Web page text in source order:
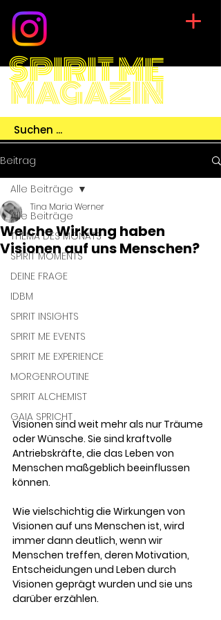
SPIRIT ME
MAGAZIN
Beitrag
Alle Beiträge
THEMA DES MONATS
SPIRIT MOMENTS
DEINE FRAGE
IDBM
SPIRIT INSIGHTS
SPIRIT ME EVENTS
SPIRIT ME EXPERIENCE
MORGENROUTINE
SPIRIT ALCHEMIST
GAIA SPRICHT
Alle Beiträge
Welche Wirkung haben
Visionen auf uns Menschen?
Tina Maria Werner
Visionen sind weit mehr als nur Träume
oder Wünsche. Sie sind kraftvolle
Antriebskräfte, die das Leben von
Menschen maßgeblich beeinflussen
können.
Wie vielschichtig die Wirkungen von
Visionen auf uns Menschen ist, wird
immer dann deutlich, wenn wir
Menschen treffen, deren Motivation,
Entscheidungen und Leben durch
Visionen geprägt wurden und sie uns
darüber erzählen.